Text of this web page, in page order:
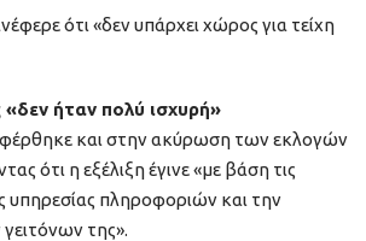
ότι «δεν υπάρχει χώρος για τείχη
ήταν πολύ ισχυρή»
και στην ακύρωση των εκλογών
ότι η εξέλιξη έγινε «με βάση τις
υπηρεσίας πληροφοριών και την
της».